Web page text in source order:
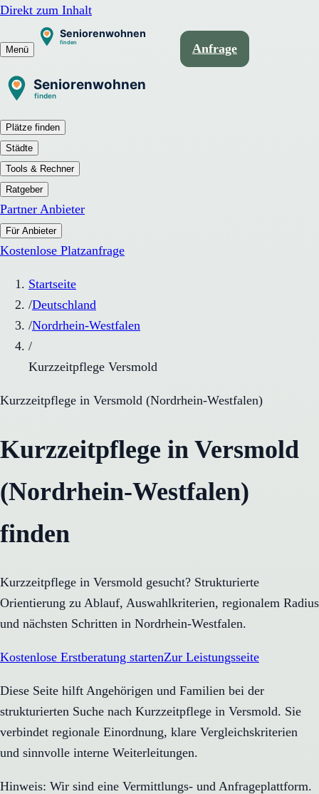
Direkt zum Inhalt
Menü Anfrage
Plätze finden
Städte
Tools & Rechner
Ratgeber
Partner Anbieter
Für Anbieter
Kostenlose Platzanfrage
Startseite
/Deutschland
/Nordrhein-Westfalen
/
Kurzzeitpflege Versmold
Kurzzeitpflege in Versmold (Nordrhein-Westfalen)
Kurzzeitpflege in Versmold
(Nordrhein-Westfalen)
finden
Kurzzeitpflege in Versmold gesucht? Strukturierte
Orientierung zu Ablauf, Auswahlkriterien, regionalem Radius
und nächsten Schritten in Nordrhein-Westfalen.
Kostenlose Erstberatung startenZur Leistungsseite
Diese Seite hilft Angehörigen und Familien bei der
strukturierten Suche nach Kurzzeitpflege in Versmold. Sie
verbindet regionale Einordnung, klare Vergleichskriterien
und sinnvolle interne Weiterleitungen.
Hinweis: Wir sind eine Vermittlungs- und Anfrageplattform.